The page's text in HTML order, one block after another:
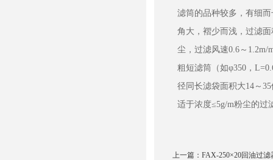
滤筒的品种较多，有细
角大，褶少而浅，过滤
尘，过滤风速0.6～ 1.2m/
粗短滤筒（如φ350，
径同长滤袋面积大14～ 35
适于浓度≤5g/m粉尘的过
上一篇： FAX-250×20回油过滤